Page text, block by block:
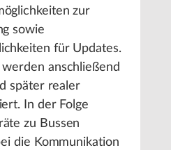
zur
sowie
für Updates.
anschließend
später realer
In der Folge
zu Bussen
die Kommunikation